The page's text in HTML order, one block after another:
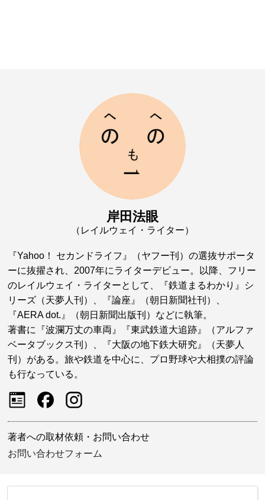
岸田法眼
（レイルウェイ・ライター）
『Yahoo！ セカンドライフ』（ヤフー刊）の選抜サポータ
ーに抜擢され、2007年にライターデビュー。以降、フリー
のレイルウェイ・ライターとして、『鉄道まるわかり』シ
リーズ（天夢人刊）、『論座』（朝日新聞社刊）、
『AERA dot.』（朝日新聞出版刊）などに執筆。
著書に『波瀾万丈の車両』『東武鉄道大追跡』（アルファ
ベータブックス刊）、『大阪の地下鉄大研究』（天夢人
刊）がある。旅や鉄道を中心に、プロ野球や大相撲の評論
も行なっている。
著者への取材依頼・お問い合わせ
お問い合わせフォーム